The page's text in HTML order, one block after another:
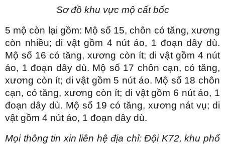
Sơ đồ khu vực mộ cất bốc
5 mộ còn lại gồm: Mộ số 15, chôn có tăng, xương
còn nhiều; di vật gồm 4 nút áo, 1 đoạn dây dù.
Mộ số 16 có tăng, xương còn ít; di vật gồm 4 nút
áo, 1 đoạn dây dù. Mộ số 17 chôn cạn, có tăng,
xương còn ít; di vật gồm 5 nút áo. Mộ số 18 chôn
cạn, có tăng, xương còn ít; di vật gồm 6 nút áo, 1
đoạn dây dù. Mộ số 19 có tăng, xương nát vụ; di
vật gồm 4 nút áo, 1 đoạn dây dù.
Mọi thông tin xin liên hệ địa chỉ: Đội K72, khu phố